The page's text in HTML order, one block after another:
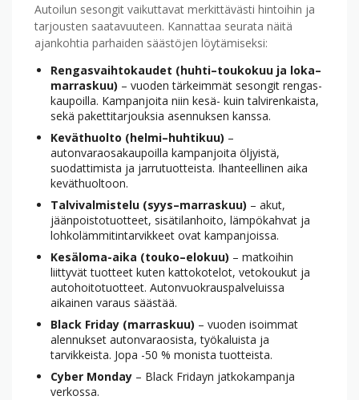
Autoilun sesongit vaikuttavat merkittävästi hintoihin ja
tarjousten saatavuuteen. Kannattaa seurata näitä
ajankohtia parhaiden säästöjen löytämiseksi:
Rengasvaihto­kaudet (huhti–toukokuu ja loka–
marraskuu) – vuoden tärkeimmät sesongit rengas­
kaupoilla. Kampanjoita niin kesä- kuin talvi­renkaista,
sekä paketti­tarjouksia asennuksen kanssa.
Kevät­huolto (helmi–huhtikuu) –
autonvaraosakaupoilla kampanjoita öljyistä,
suodattimista ja jarru­tuotteista. Ihanteellinen aika
kevät­huoltoon.
Talvi­valmistelu (syys–marraskuu) – akut,
jäänpoisto­tuotteet, sisä­tilan­hoito, lämpökahvat ja
lohkolämmitin­tarvikkeet ovat kampanjoissa.
Kesäloma-aika (touko–elokuu) – matkoihin
liittyvät tuotteet kuten katto­kotelot, veto­koukut ja
auto­hoito­tuotteet. Autonvuokraus­palveluissa
aikainen varaus säästää.
Black Friday (marraskuu) – vuoden isoimmat
alennukset autonvaraosista, työkaluista ja
tarvikkeista. Jopa -50 % monista tuotteista.
Cyber Monday – Black Fridayn jatko­kampanja
verkossa.